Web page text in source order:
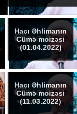
Hacı Əhlimanın
Cümə moizəsi
(01.04.2022)
Hacı Əhlimanın
Cümə moizəsi
(11.03.2022)